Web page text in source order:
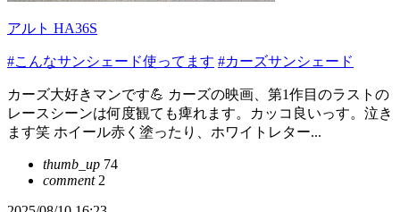
アルト HA36S
#こんなサンシェード使ってます #カーズサンシェード
カーズ大好きマンです💪 カーズの映画、第1作目のラストの
レースシーンは何度観ても痺れます。カッコ良いっす。泣き
ます笑 ホイール赤く塗ったり、ホワイトレター...
thumb_up 74
comment2